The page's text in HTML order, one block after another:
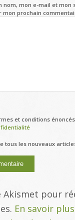
nom, mon e-mail et mon
mon prochain
et conditions
tous les nouveaux
Akismet pour
En savoir